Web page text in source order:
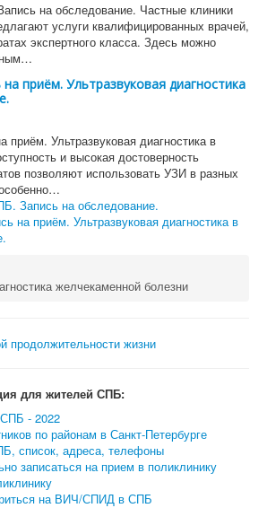
на обследование. Частные клиники
услуги квалифицированных врачей,
экспертного класса. Здесь можно
приём. Ультразвуковая диагностика
Ультразвуковая диагностика в
и высокая достоверность
позволяют использовать УЗИ в разных
Запись на обследование.
на приём. Ультразвуковая диагностика в
желчекаменной болезни
для жителей СПБ:
СПБ - 2022
по районам в Санкт-Петербурге
список, адреса, телефоны
записаться на прием в поликлинику
на ВИЧ/СПИД в СПБ